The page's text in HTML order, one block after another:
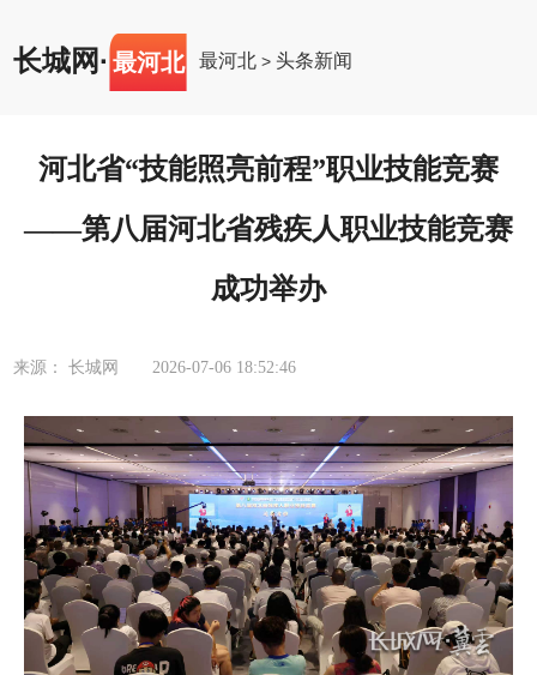
长城网· 最河北 最河北 >头条新闻
河北省“技能照亮前程”职业技能竞赛
——第八届河北省残疾人职业技能竞赛
成功举办
来源： 长城网 2026-07-06 18:52:46